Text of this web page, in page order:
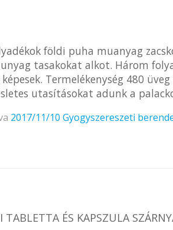
földi puha muanyag
tasakokat alkot. Három
Termelékenység 480
utasításokat adunk a
2017/11/10 Gyogyszereszeti
TABLETTA ÉS KAPSZULA